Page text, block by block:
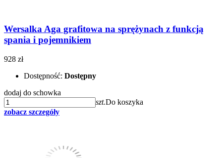
Wersalka Aga grafitowa na sprężynach z funkcją
spania i pojemnikiem
928 zł
Dostępność: Dostępny
dodaj do schowka
szt.Do koszyka
zobacz szczegóły